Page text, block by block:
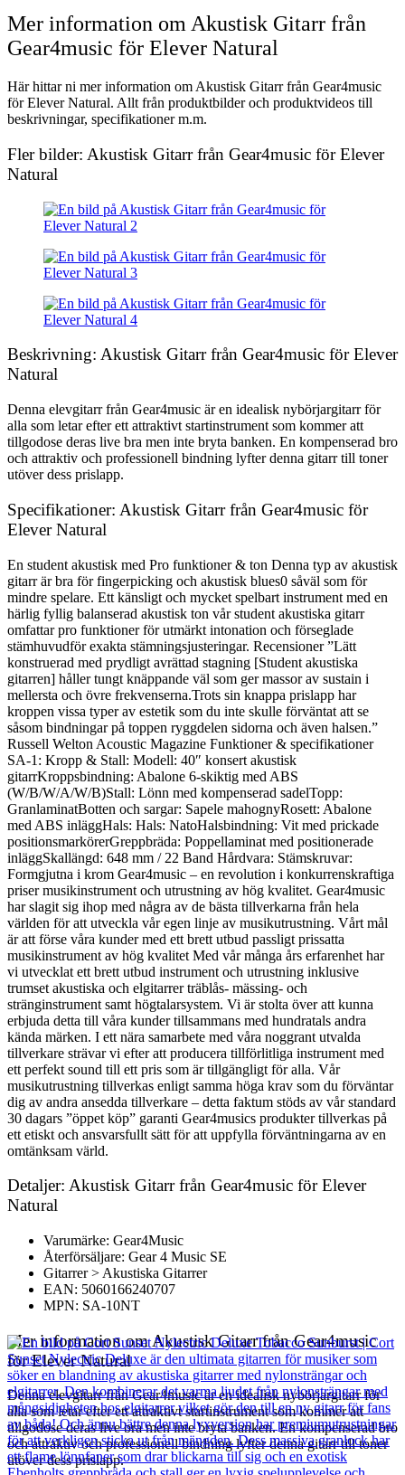
Mer information om Akustisk Gitarr från
Gear4music för Elever Natural
Här hittar ni mer information om Akustisk Gitarr från Gear4music
för Elever Natural. Allt från produktbilder och produktvideos till
beskrivningar, specifikationer m.m.
Fler bilder: Akustisk Gitarr från Gear4music för Elever
Natural
Beskrivning: Akustisk Gitarr från Gear4music för Elever
Natural
Denna elevgitarr från Gear4music är en idealisk nybörjargitarr för
alla som letar efter ett attraktivt startinstrument som kommer att
tillgodose deras live bra men inte bryta banken. En kompenserad bro
och attraktiv och professionell bindning lyfter denna gitarr till toner
utöver dess prislapp.
Specifikationer: Akustisk Gitarr från Gear4music för
Elever Natural
En student akustisk med Pro funktioner & ton Denna typ av akustisk
gitarr är bra för fingerpicking och akustisk blues0 såväl som för
mindre spelare. Ett känsligt och mycket spelbart instrument med en
härlig fyllig balanserad akustisk ton vår student akustiska gitarr
omfattar pro funktioner för utmärkt intonation och förseglade
stämhuvudför exakta stämningsjusteringar. Recensioner ”Lätt
konstruerad med prydligt avrättad stagning [Student akustiska
gitarren] håller tungt knäppande väl som ger massor av sustain i
mellersta och övre frekvenserna.Trots sin knappa prislapp har
kroppen vissa typer av estetik som du inte skulle förväntat att se
såsom bindningar på toppen ryggdelen sidorna och även halsen.”
Russell Welton Acoustic Magazine Funktioner & specifikationer
SA-1: Kropp & Stall: Modell: 40″ konsert akustisk
gitarrKroppsbindning: Abalone 6-skiktig med ABS
(W/B/W/A/W/B)Stall: Lönn med kompenserad sadelTopp:
GranlaminatBotten och sargar: Sapele mahognyRosett: Abalone
med ABS inläggHals: Hals: NatoHalsbindning: Vit med prickade
positionsmarkörerGreppbräda: Poppellaminat med positionerade
inläggSkallängd: 648 mm / 22 Band Hårdvara: Stämskruvar:
Formgjutna i krom Gear4music – en revolution i konkurrenskraftiga
priser musikinstrument och utrustning av hög kvalitet. Gear4music
har slagit sig ihop med några av de bästa tillverkarna från hela
världen för att utveckla vår egen linje av musikutrustning. Vårt mål
är att förse våra kunder med ett brett utbud passligt prissatta
musikinstrument av hög kvalitet Med vår många års erfarenhet har
vi utvecklat ett brett utbud instrument och utrustning inklusive
trumset akustiska och elgitarrer träblås- mässing- och
stränginstrument samt högtalarsystem. Vi är stolta över att kunna
erbjuda detta till våra kunder tillsammans med hundratals andra
kända märken. I ett nära samarbete med våra noggrant utvalda
tillverkare strävar vi efter att producera tillförlitliga instrument med
ett perfekt sound till ett pris som är tillgängligt för alla. Vår
musikutrustning tillverkas enligt samma höga krav som du förväntar
dig av andra ansedda tillverkare – detta faktum stöds av vår standard
30 dagars ”öppet köp” garanti Gear4musics produkter tillverkas på
ett etiskt och ansvarsfullt sätt för att uppfylla förväntningarna av en
omtänksam värld.
Detaljer: Akustisk Gitarr från Gear4music för Elever
Natural
Varumärke: Gear4Music
Återförsäljare: Gear 4 Music SE
Gitarrer > Akustiska Gitarrer
EAN: 5060166240707
MPN: SA-10NT
Mer information om Akustisk Gitarr från Gear4music
för Elever Natural
Denna elevgitarr från Gear4music är en idealisk nybörjargitarr för
alla som letar efter ett attraktivt startinstrument som kommer att
tillgodose deras live bra men inte bryta banken. En kompenserad bro
och attraktiv och professionell bindning lyfter denna gitarr till toner
utöver dess prislapp.